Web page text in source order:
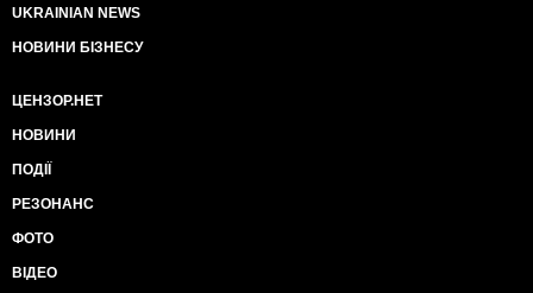
UKRAINIAN NEWS
НОВИНИ БІЗНЕСУ
ЦЕНЗОР.НЕТ
НОВИНИ
ПОДІЇ
РЕЗОНАНС
ФОТО
ВІДЕО